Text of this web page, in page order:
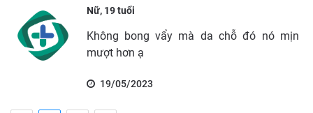
Nữ, 19 tuổi
Không bong vẩy mà da chỗ đó nó mịn
mượt hơn ạ
19/05/2023